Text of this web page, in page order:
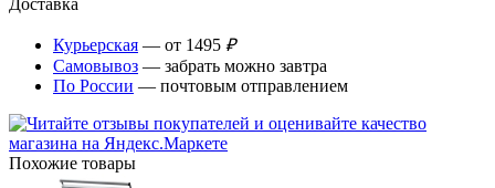
Курьерская — от 1495 ₽
Самовывоз — забрать можно завтра
По России — почтовым отправлением
Похожие товары